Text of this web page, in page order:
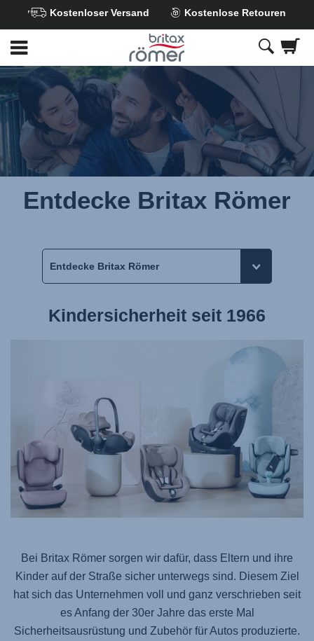
Hauptinhalt
springen
Kostenloser Versand Kostenlose Retouren
Entdecke Britax Römer
Kindersicherheit seit 1966
Bei Britax Römer sorgen wir dafür, dass Eltern und ihre
Kinder auf der Straße sicher unterwegs sind. Diesem Ziel
hat sich das Unternehmen voll und ganz verschrieben seit
es Anfang der 30er Jahre das erste Mal
Sicherheitsausrüstung und Zubehör für Autos produzierte.